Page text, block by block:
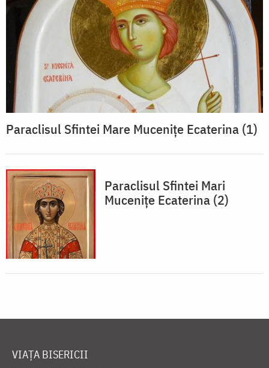
Paraclisul Sfintei Mare Mucenițe Ecaterina (1)
Paraclisul Sfintei Mari
Mucenițe Ecaterina (2)
VIAȚA BISERICII